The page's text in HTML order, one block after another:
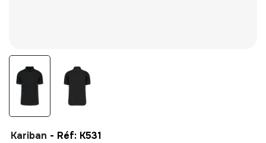
Kariban - Réf: K531